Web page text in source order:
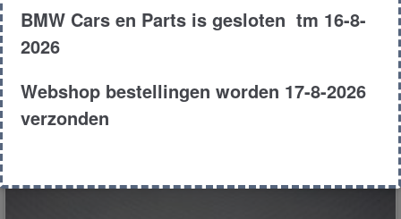
€600.00
Product # 161030
BMW Cars en Parts is gesloten tm 16-8-
2026
Webshop bestellingen worden 17-8-2026
verzonden